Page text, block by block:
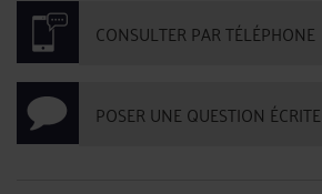
CONSULTER PAR TÉLÉPHONE
POSER UNE QUESTION ÉCRITE